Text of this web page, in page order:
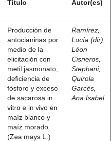
Título Autor(es)
Producción de
antocianinas por
medio de la
elicitación con
metil jasmonato,
deficiencia de
fósforo y exceso
de sacarosa in
vitro e in vivo en
maíz blanco y
maíz morado
(Zea mays L.)
Ramírez,
Lucía (dir);
Léon
Cisneros,
Stephani;
Quirola
Garcés,
Ana Isabel